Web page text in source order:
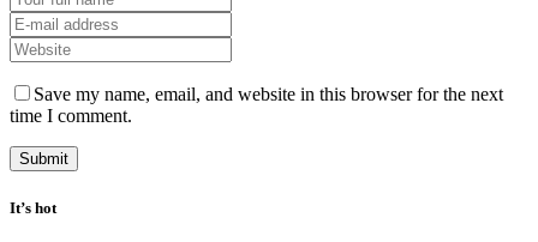
Save my name, email, and website in this browser for the next
time I comment.
It’s hot